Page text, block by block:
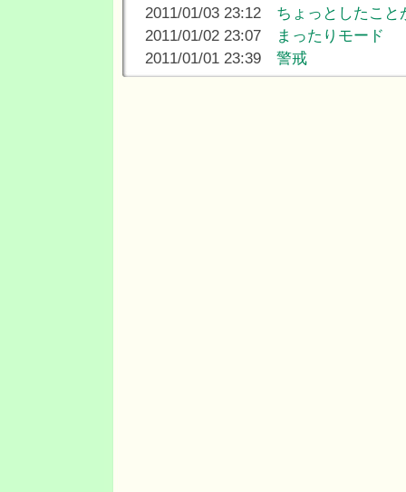
2011/01/03 23:12 ちょっとしたこと
2011/01/02 23:07
まったりモード
2011/01/01 23:39 警戒